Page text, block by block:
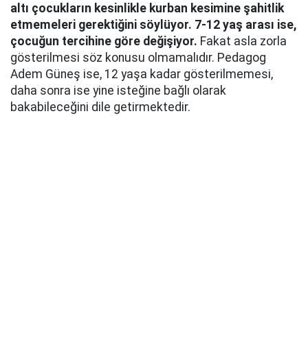
altı çocukların kesinlikle kurban kesimine şahitlik
etmemeleri gerektiğini söylüyor. 7-12 yaş arası ise,
çocuğun tercihine göre değişiyor. Fakat asla zorla
gösterilmesi söz konusu olmamalıdır. Pedagog
Adem Güneş ise, 12 yaşa kadar gösterilmemesi,
daha sonra ise yine isteğine bağlı olarak
bakabileceğini dile getirmektedir.